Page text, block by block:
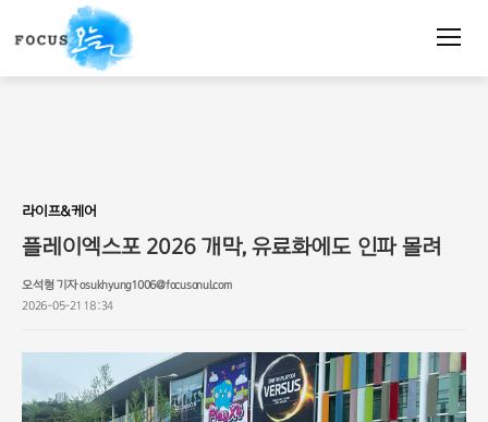
주
라이프&케어
플레이엑스포 2026 개막, 유료화에도 인파 몰려
오석형 기자 osukhyung1006@focusonul.com
2026-05-21 18:34